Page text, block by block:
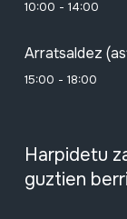
10:00 - 14:00
Arratsaldez
15:00 - 18:00
Harpidetu
guztien